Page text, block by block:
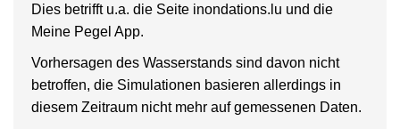
Dies betrifft u.a. die Seite inondations.lu und die
Meine Pegel App.
Vorhersagen des Wasserstands sind davon nicht
betroffen, die Simulationen basieren allerdings in
diesem Zeitraum nicht mehr auf gemessenen Daten.